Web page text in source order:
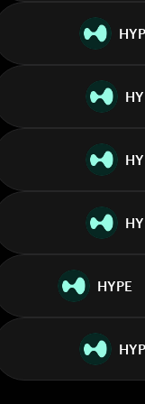
HYPE